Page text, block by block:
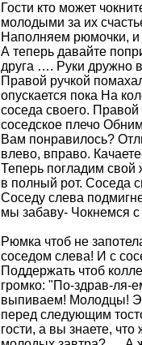
Гости кто может
молодыми за их
Наполняем рюмочки, и
А теперь давайте
друга …. Руки дружно
Правой ручкой
опускается пока На
соседа своего.
соседское плечо
Вам понравилось?
влево, вправо.
Теперь погладим свой
в полный рот. Соседа
Соседу слева
мы забаву- Чокнемся
Рюмка чтоб не
соседом слева! И с
Поддержать чтоб
громко: "По-здрав-ля-
выпиваем! Молодцы!
перед следующим
гости, а вы знаете,